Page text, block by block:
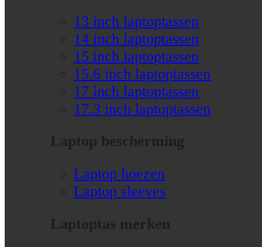
13 inch laptoptassen
14 inch laptoptassen
15 inch laptoptassen
15.6 inch laptoptassen
17 inch laptoptassen
17.3 inch laptoptassen
Laptop bescherming
Laptop hoezen
Laptop sleeves
Laptoptas merken